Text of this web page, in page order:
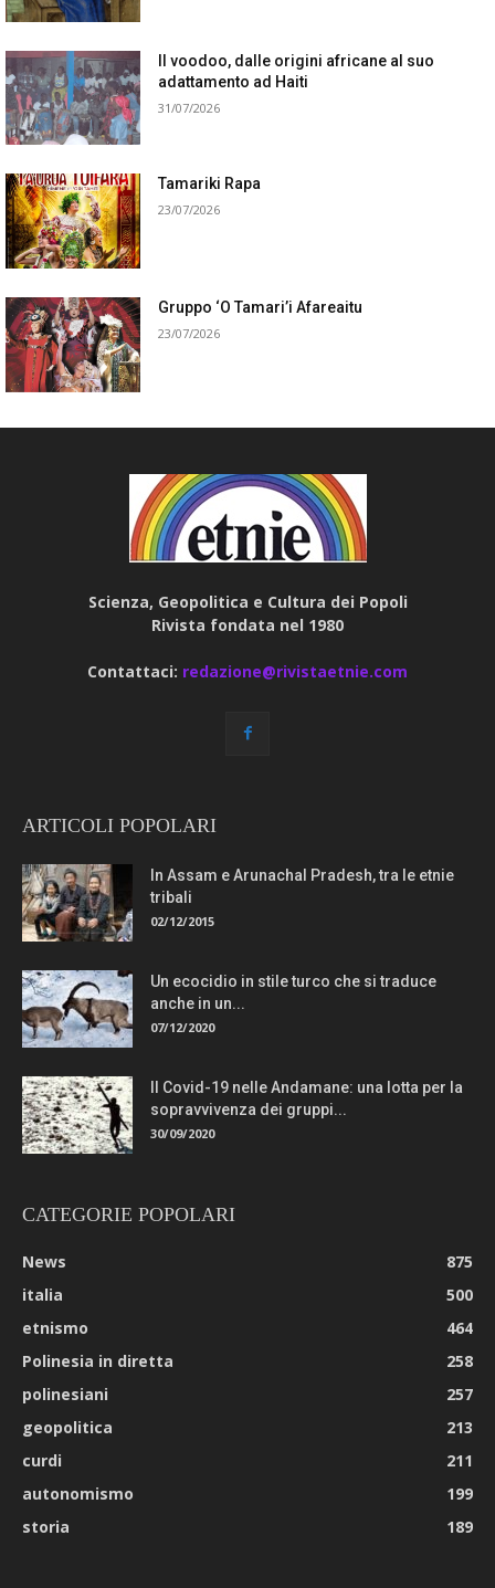
Il voodoo, dalle origini africane al suo
adattamento ad Haiti
31/07/2026
Tamariki Rapa
23/07/2026
Gruppo ‘O Tamari’i Afareaitu
23/07/2026
Scienza, Geopolitica e Cultura dei Popoli
Rivista fondata nel 1980
Contattaci: redazione@rivistaetnie.com
ARTICOLI POPOLARI
In Assam e Arunachal Pradesh, tra le etnie
tribali
02/12/2015
Un ecocidio in stile turco che si traduce
anche in un...
07/12/2020
Il Covid-19 nelle Andamane: una lotta per la
sopravvivenza dei gruppi...
30/09/2020
CATEGORIE POPOLARI
News
875
italia
500
etnismo
464
Polinesia in diretta
258
polinesiani
257
geopolitica
213
curdi
211
autonomismo
199
storia
189